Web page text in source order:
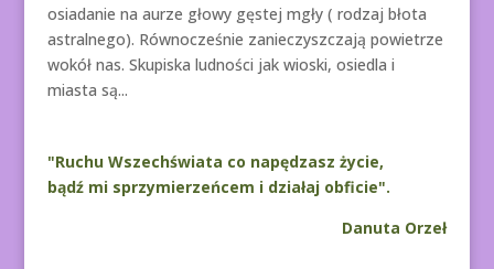
osiadanie na aurze głowy gęstej mgły ( rodzaj błota
astralnego). Równocześnie zanieczyszczają powietrze
wokół nas. Skupiska ludności jak wioski, osiedla i
miasta są...
"Ruchu Wszechświata co napędzasz życie,
bądź mi sprzymierzeńcem i działaj obficie".
Danuta Orzeł